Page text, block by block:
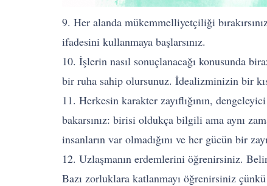
9. Her alanda mükemmelliyetçiliği
ifadesini kullanmaya başlarsınız.
10. İşlerin nasıl sonuçlanacağı konusunda
bir ruha sahip olursunuz. İdealizminizin bir
11. Herkesin karakter zayıflığının,
bakarsınız: birisi oldukça bilgili ama aynı
insanların var olmadığını ve her gücün bir
12. Uzlaşmanın erdemlerini öğrenirsiniz.
Bazı zorluklara katlanmayı öğrenirsiniz